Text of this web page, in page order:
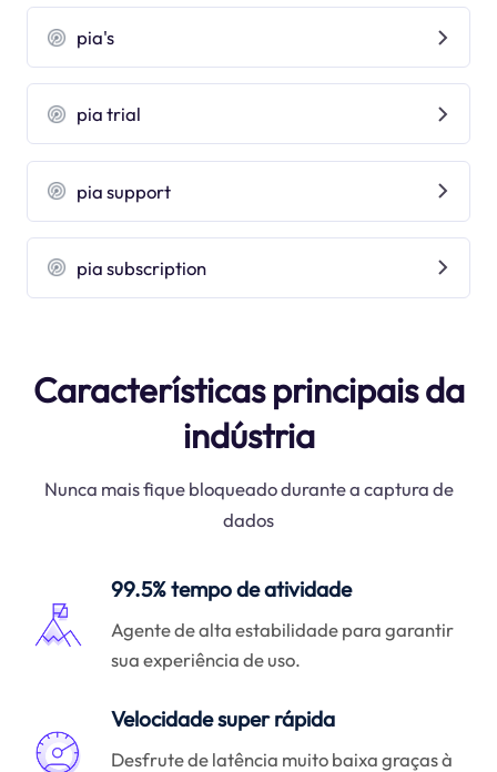
pia's
pia trial
pia support
pia subscription
Características principais da
indústria
Nunca mais fique bloqueado durante a captura de
dados
99.5% tempo de atividade
Agente de alta estabilidade para garantir
sua experiência de uso.
Velocidade super rápida
Desfrute de latência muito baixa graças à